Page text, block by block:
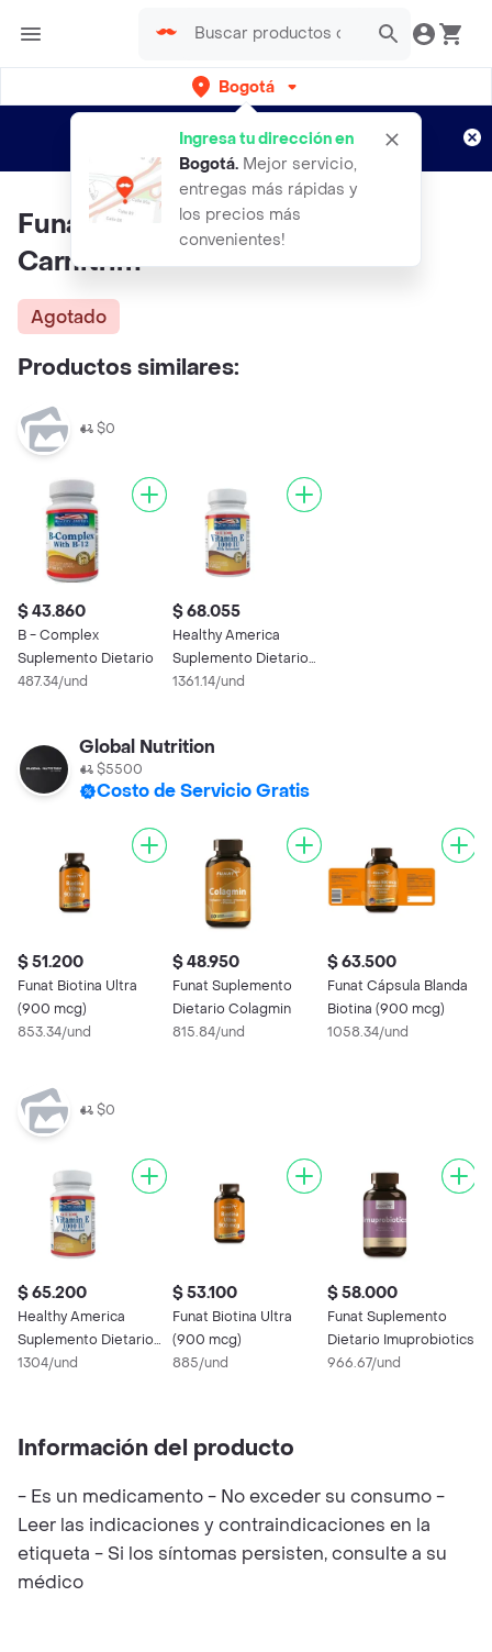
Bogotá
Ingresa tu dirección en
Bogotá. Mejor servicio,
entregas más rápidas y
los precios más
convenientes!
envíos gratis por semanas
Aplican TyC
Funat Suplemento Dietario
Carnitrim
Agotado
Productos similares:
$0
$ 43.860
B - Complex
Suplemento Dietario
487.34/und
$ 68.055
Healthy America
Suplemento Dietario
de Vitamina E
1361.14/und
Global Nutrition
$5500
Costo de Servicio Gratis
$ 51.200
Funat Biotina Ultra
(900 mcg)
853.34/und
$ 48.950
Funat Suplemento
Dietario Colagmin
815.84/und
$ 63.500
Funat Cápsula Blanda
Biotina (900 mcg)
1058.34/und
$0
$ 65.200
Healthy America
Suplemento Dietario
de Vitamina E
1304/und
$ 53.100
Funat Biotina Ultra
(900 mcg)
885/und
$ 58.000
Funat Suplemento
Dietario Imuprobiotics
966.67/und
Información del producto
- Es un medicamento - No exceder su consumo -
Leer las indicaciones y contraindicaciones en la
etiqueta - Si los síntomas persisten, consulte a su
médico